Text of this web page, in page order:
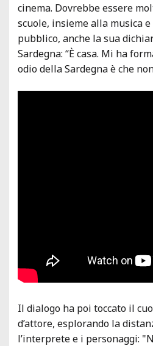
cinema. Dovrebbe essere
scuole, insieme alla musica
pubblico, anche la sua
Sardegna: “È casa. Mi ha
odio della Sardegna è che
Il dialogo ha poi toccato il
d’attore, esplorando la
l’interprete e i personaggi: